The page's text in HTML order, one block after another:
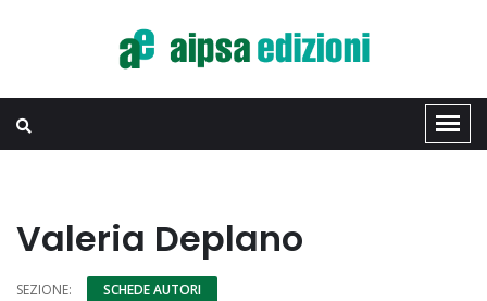
Valeria Deplano
SEZIONE: SCHEDE AUTORI